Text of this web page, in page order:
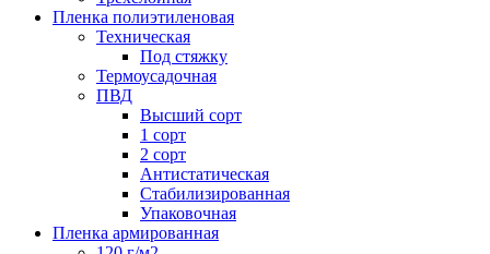
Пленка полиэтиленовая
Техническая
Под стяжку
Термоусадочная
ПВД
Высший сорт
1 сорт
2 сорт
Антистатическая
Стабилизированная
Упаковочная
Пленка армированная